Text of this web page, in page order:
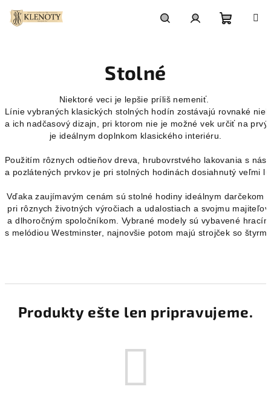
obsah
Stolné
Niektoré veci je lepšie príliš nemeniť.
Línie vybraných klasických stolných hodín zostávajú rovnaké
a ich nadčasový dizajn, pri ktorom nie je možné vek určiť na
je ideálnym doplnkom klasického interiéru.
Použitím rôznych odtieňov dreva, hrubovrstvého lakovania s
a pozlátených prvkov je pri stolných hodinách dosiahnutý veľmi
Vďaka zaujímavým cenám sú stolné hodiny ideálnym darčekom
pri rôznych životných výročiach a udalostiach a svojmu
a dlhoročným spoločníkom. Vybrané modely sú vybavené
s melódiou Westminster, najnovšie potom majú strojček so
Produkty ešte len pripravujeme.